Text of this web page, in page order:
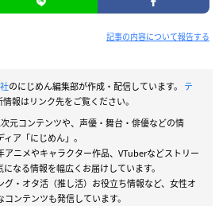
記事の内容について報告する
のにじめん編集部が作成・配信しています。 テ
情報はリンク先をご覧ください。
元コンテンツや、声優・舞台・俳優などの情
ア「にじめん」。
ニメやキャラクター作品、VTuberなどストリー
なる情報を幅広くお届けしています。
・オタ活（推し活）お役立ち情報など、女性オ
ンテンツも発信しています。